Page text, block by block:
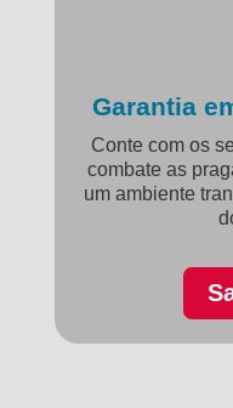
Garantia
Conte com os
combate as
um ambiente